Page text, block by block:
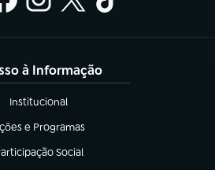
à Informação
Institucional
(abre em nova aba)
e Programas
em nova aba)
Social
em nova aba)